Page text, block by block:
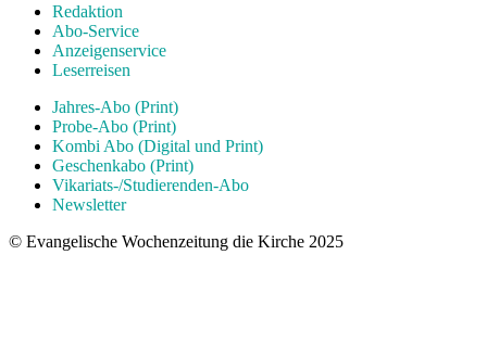
Redaktion
Abo-Service
Anzeigenservice
Leserreisen
Jahres-Abo (Print)
Probe-Abo (Print)
Kombi Abo (Digital und Print)
Geschenkabo (Print)
Vikariats-/Studierenden-Abo
Newsletter
© Evangelische Wochenzeitung die Kirche 2025